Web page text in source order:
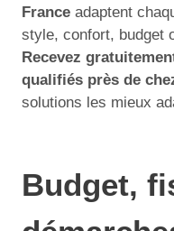
France adaptent
style, confort, budget
Recevez
qualifiés près de
solutions les mieux
Budget,